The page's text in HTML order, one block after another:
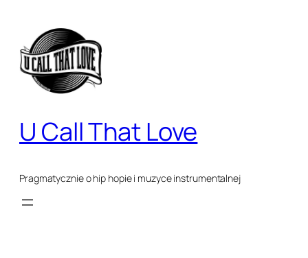
treści
U Call That Love
Pragmatycznie o hip hopie i muzyce instrumentalnej